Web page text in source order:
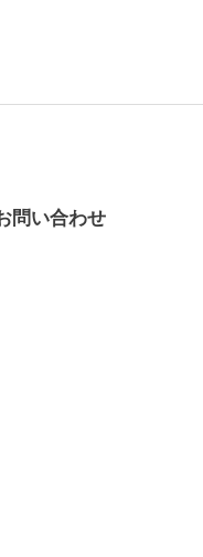
問い合わせ